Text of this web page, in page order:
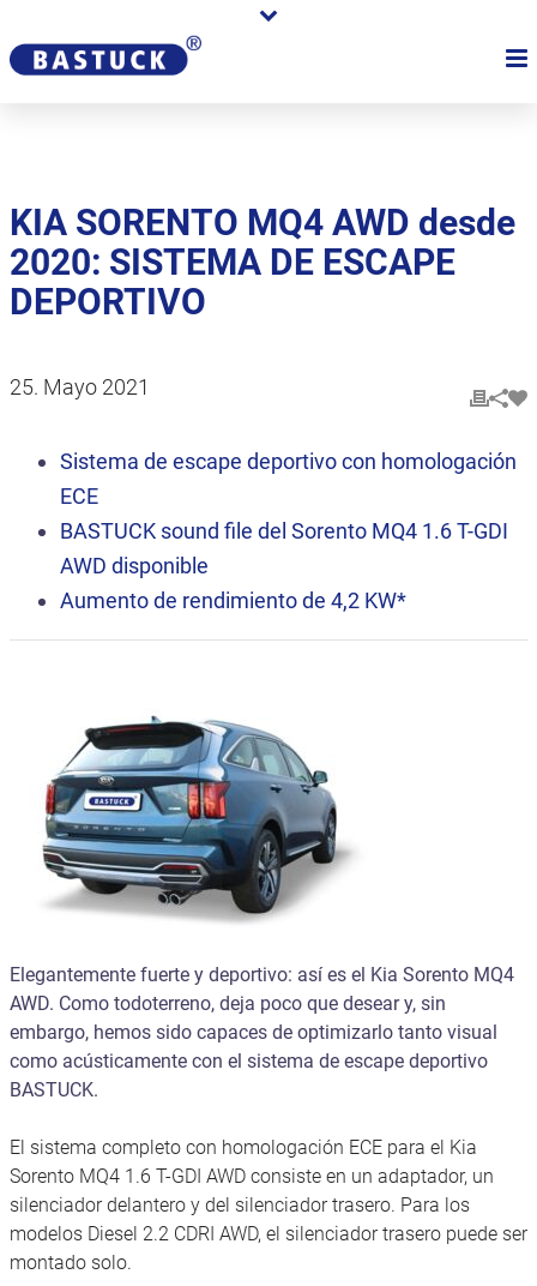
KIA SORENTO MQ4 AWD desde
2020: SISTEMA DE ESCAPE
DEPORTIVO
25. Mayo 2021
Sistema de escape deportivo con homologación
ECE
BASTUCK sound file del Sorento MQ4 1.6 T-GDI
AWD disponible
Aumento de rendimiento de 4,2 KW*
Elegantemente fuerte y deportivo: así es el Kia Sorento MQ4
AWD. Como todoterreno, deja poco que desear y, sin
embargo, hemos sido capaces de optimizarlo tanto visual
como acústicamente con el sistema de escape deportivo
BASTUCK.
El sistema completo con homologación ECE para el Kia
Sorento MQ4 1.6 T-GDI AWD consiste en un adaptador, un
silenciador delantero y del silenciador trasero. Para los
modelos Diesel 2.2 CDRI AWD, el silenciador trasero puede ser
montado solo.